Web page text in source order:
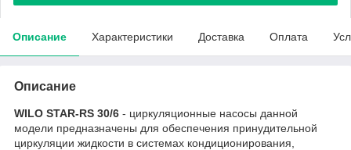
Описание Характеристики Доставка Оплата
Описание
WILO STAR-RS 30/6 - циркуляционные насосы данной
модели предназначены для обеспечения принудительной
циркуляции жидкости в системах кондиционирования,